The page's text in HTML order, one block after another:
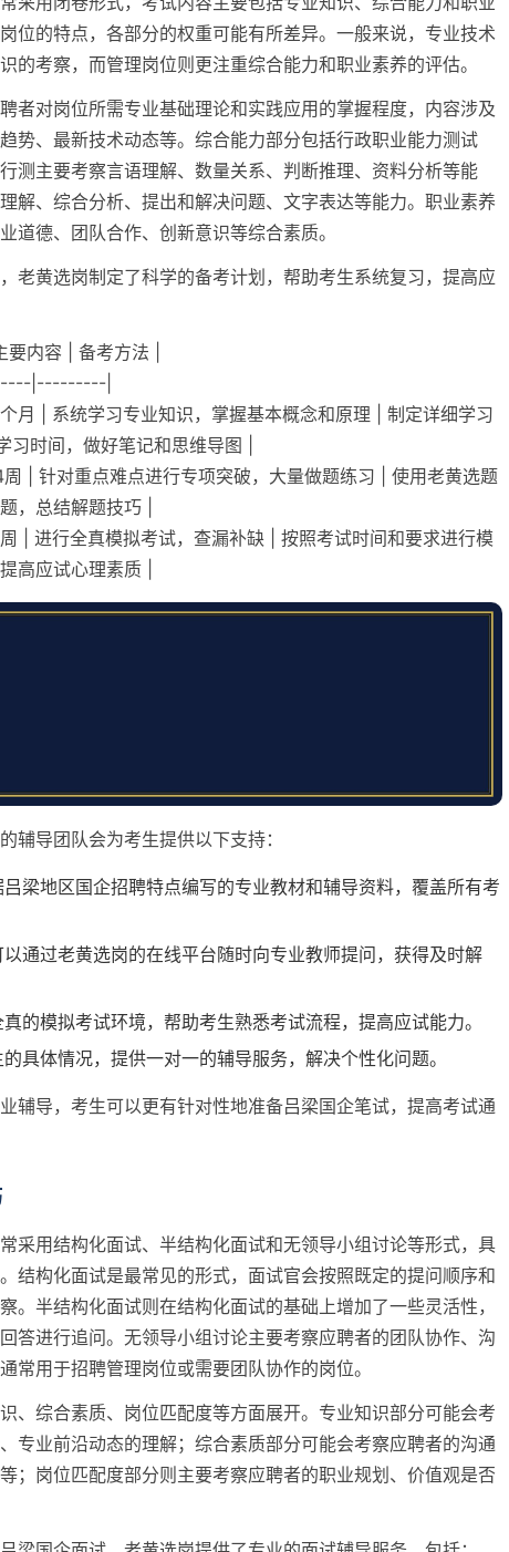
位的特点，各部分的权重可能有所差异。一般来说，专业技术
的考察，而管理岗位则更注重综合能力和职业素养的评估。
者对岗位所需专业基础理论和实践应用的掌握程度，内容涉及
势、最新技术动态等。综合能力部分包括行政职业能力测试
测主要考察言语理解、数量关系、判断推理、资料分析等能
解、综合分析、提出和解决问题、文字表达等能力。职业素养
道德、团队合作、创新意识等综合素质。
老黄选岗制定了科学的备考计划，帮助考生系统复习，提高应
内容 | 备考方法 |
|---------|
月 | 系统学习专业知识，掌握基本概念和原理 | 制定详细学习
时间，做好笔记和思维导图 |
| 针对重点难点进行专项突破，大量做题练习 | 使用老黄选题
，总结解题技巧 |
| 进行全真模拟考试，查漏补缺 | 按照考试时间和要求进行模
高应试心理素质 |
辅导团队会为考生提供以下支持：
吕梁地区国企招聘特点编写的专业教材和辅导资料，覆盖所有考
通过老黄选岗的在线平台随时向专业教师提问，获得及时解
真的模拟考试环境，帮助考生熟悉考试流程，提高应试能力。
具体情况，提供一对一的辅导服务，解决个性化问题。
辅导，考生可以更有针对性地准备吕梁国企笔试，提高考试通
采用结构化面试、半结构化面试和无领导小组讨论等形式，具
结构化面试是最常见的形式，面试官会按照既定的提问顺序和
。半结构化面试则在结构化面试的基础上增加了一些灵活性，
答进行追问。无领导小组讨论主要考察应聘者的团队协作、沟
常用于招聘管理岗位或需要团队协作的岗位。
、综合素质、岗位匹配度等方面展开。专业知识部分可能会考
专业前沿动态的理解；综合素质部分可能会考察应聘者的沟通
；岗位匹配度部分则主要考察应聘者的职业规划、价值观是否